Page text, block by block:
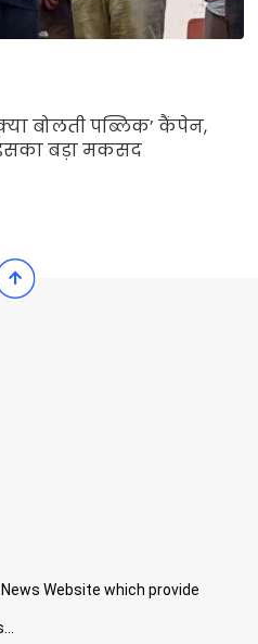
बोलती पब्लिक’ कैंपेन,
बड़ा मकसद
Website which provide